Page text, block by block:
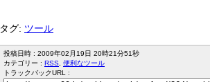
タグ: ツール
投稿日時 : 2009年02月19日 20時21分51秒
カテゴリー : RSS 便利なツール
トラックバックURL :